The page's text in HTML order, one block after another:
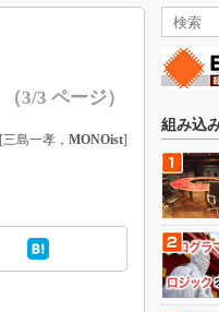
（3/3 ページ）
[三島一孝， MONOist]
組み込